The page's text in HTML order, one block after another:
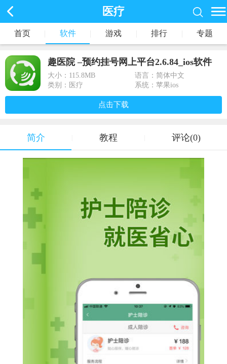
医疗
首页 软件 游戏 排行 专题
趣医院 –预约挂号网上平台2.6.84_ios软件
大小： 115.8MB
语言：简体中文
类别：医疗
系统：苹果ios
点击下载
简介 教程 评论(0)